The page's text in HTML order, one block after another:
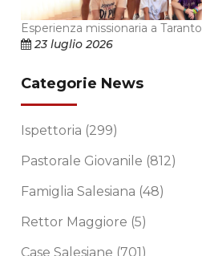
Esperienza missionaria a Taranto
23 luglio 2026
Categorie News
Ispettoria (299)
Pastorale Giovanile (812)
Famiglia Salesiana (48)
Rettor Maggiore (5)
Case Salesiane (701)